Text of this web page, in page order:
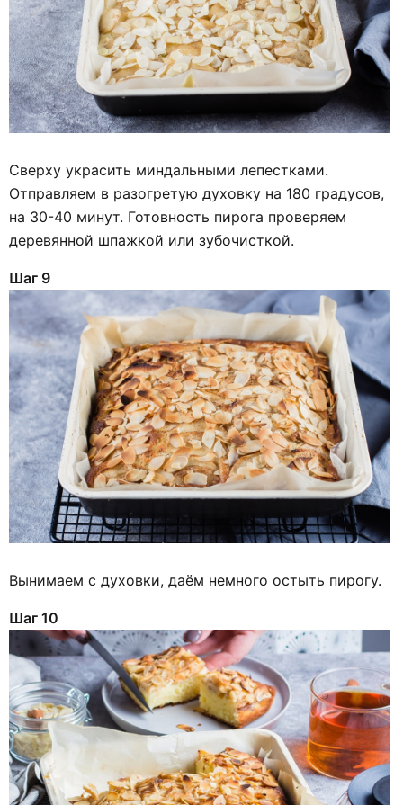
Сверху украсить миндальными лепестками.
Отправляем в разогретую духовку на 180 градусов,
на 30-40 минут. Готовность пирога проверяем
деревянной шпажкой или зубочисткой.
Шаг 9
Вынимаем с духовки, даём немного остыть пирогу.
Шаг 10